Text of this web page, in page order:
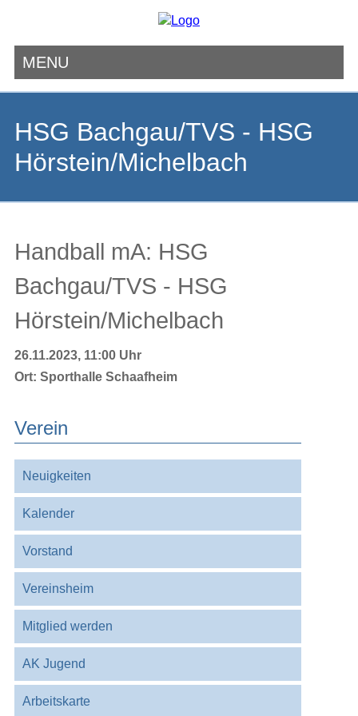
MENU
HSG Bachgau/TVS - HSG
Hörstein/Michelbach
Handball mA: HSG
Bachgau/TVS - HSG
Hörstein/Michelbach
26.11.2023, 11:00 Uhr
Ort: Sporthalle Schaafheim
Verein
überspringen
Neuigkeiten
Kalender
Vorstand
Vereinsheim
Mitglied werden
AK Jugend
Arbeitskarte